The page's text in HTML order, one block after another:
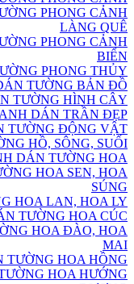
PHONG CẢNH
LÀNG QUÊ
PHONG CẢNH
BIỂN
PHONG THỦY
TƯỜNG BẢN ĐỒ
TƯỜNG HÌNH CÂY
DÁN TRẦN ĐẸP
TƯỜNG ĐỘNG VẬT
HỒ, SÔNG, SUỐI
DÁN TƯỜNG HOA
HOA SEN, HOA
SÚNG
HOA LAN, HOA LY
TƯỜNG HOA CÚC
HOA ĐÀO, HOA
MAI
TƯỜNG HOA HỒNG
HOA HƯỚNG